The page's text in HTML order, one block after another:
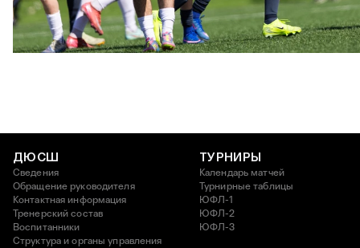
ЮФЛ U17 | ПФК ЦСКА - Акрон - Академия Коноплёва
26 АПРЕЛЯ 2026 18:11
ДЮСШ
Сведения
Обращение руководителя
Контактная информация
Тренерский состав
Воспитанники
Структура и органы управления
ТУРНИРЫ
Календарь матчей
Турнирные таблицы
ЮФЛ-1
ЮФЛ-2
ЮФЛ-3